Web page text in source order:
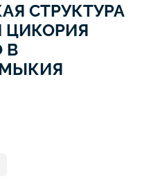
СТРУКТУРА
ЦИКОРИЯ
В